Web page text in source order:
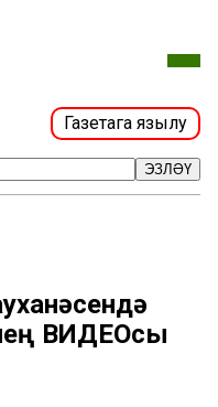
Газетага язылу
ЭЗЛӘҮ
ВИДЕОсы